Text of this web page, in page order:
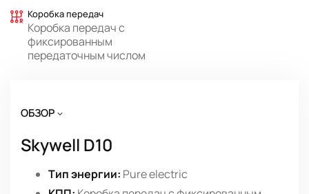
Коробка передач
Коробка передач с
фиксированным
передаточным числом
ОБЗОР
Skywell D10
Тип энергии: Pure electric